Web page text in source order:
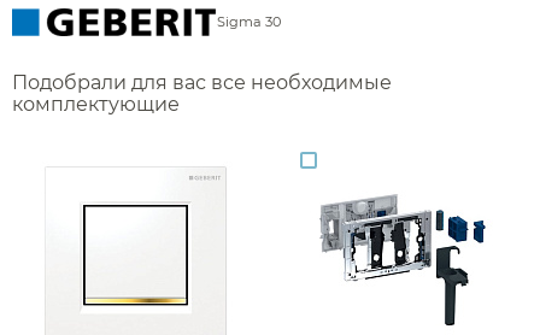
Sigma 30
Подобрали для вас все необходимые
комплектующие